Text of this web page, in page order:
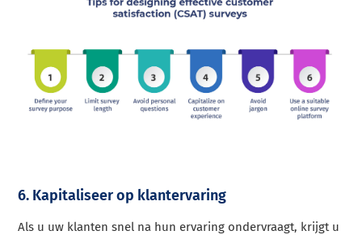
6. Kapitaliseer op klantervaring
Als u uw klanten snel na hun ervaring ondervraagt, krijgt u